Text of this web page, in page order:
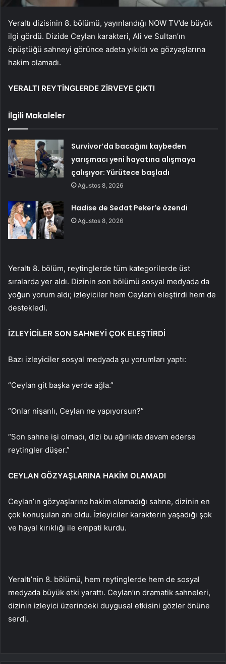
Yeraltı dizisinin 8. bölümü, yayınlandığı NOW TV’de büyük
ilgi gördü. Dizide Ceylan karakteri, Ali ve Sultan’ın
öpüştüğü sahneyi görünce adeta yıkıldı ve gözyaşlarına
hakim olamadı.
YERALTI REYTİNGLERDE ZİRVEYE ÇIKTI
İlgili Makaleler
Survivor’da bacağını kaybeden
yarışmacı yeni hayatına alışmaya
çalışıyor: Yürütece başladı
Ağustos 8, 2026
Hadise de Sedat Peker’e özendi
Ağustos 8, 2026
Yeraltı 8. bölüm, reytinglerde tüm kategorilerde üst
sıralarda yer aldı. Dizinin son bölümü sosyal medyada da
yoğun yorum aldı; izleyiciler hem Ceylan’ı eleştirdi hem de
destekledi.
İZLEYİCİLER SON SAHNEYİ ÇOK ELEŞTİRDİ
Bazı izleyiciler sosyal medyada şu yorumları yaptı:
“Ceylan git başka yerde ağla.”
“Onlar nişanlı, Ceylan ne yapıyorsun?”
“Son sahne işi olmadı, dizi bu ağırlıkta devam ederse
reytingler düşer.”
CEYLAN GÖZYAŞLARINA HAKİM OLAMADI
Ceylan’ın gözyaşlarına hakim olamadığı sahne, dizinin en
çok konuşulan anı oldu. İzleyiciler karakterin yaşadığı şok
ve hayal kırıklığı ile empati kurdu.
Yeraltı’nin 8. bölümü, hem reytinglerde hem de sosyal
medyada büyük etki yarattı. Ceylan’ın dramatik sahneleri,
dizinin izleyici üzerindeki duygusal etkisini gözler önüne
serdi.